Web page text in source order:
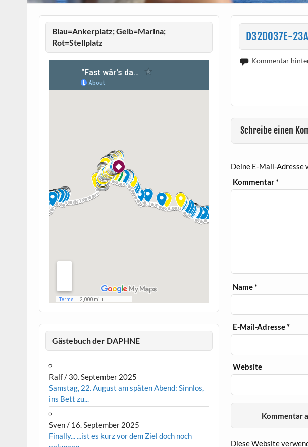
D32D037E-
Kommentar
Schreibe einen
Deine E-Mail-
Kommentar*
Name*
E-Mail-Adresse*
Website
Diese Website
Blau=Ankerplatz; Gelb=Marina;
Rot=Stellplatz
Gästebuch der DAPHNE
Ralf/ 30. September 2025
Samstag, 22. August am späten Abend: Sinnlos,
ins Bett zu...
Sven/ 16. September 2025
Finally... ...ist es kurz vor dem Ziel doch noch